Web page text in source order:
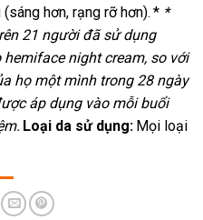
hơn, rạng rỡ hơn). * *
21 người đã sử dụng
night cream, so với
họ một mình trong 28 ngày
áp dụng vào mỗi buổi
Loại da sử dụng: Mọi loại